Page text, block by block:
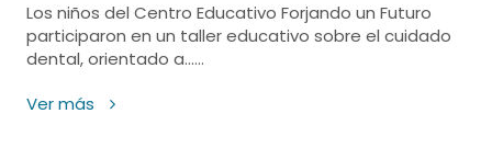
Los niños del Centro Educativo Forjando un Futuro
participaron en un taller educativo sobre el cuidado
dental, orientado a......
Ver más